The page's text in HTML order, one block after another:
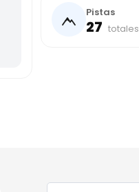
Pistas
27 totales